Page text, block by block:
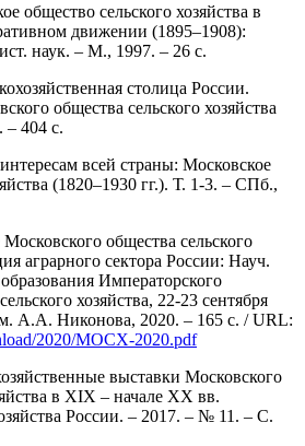
общество сельского хозяйства в
движении (1895–1908):
наук. – М., 1997. – 26 с.
столица России.
общества сельского хозяйства
– 404 с.
всей страны: Московское
(1820–1930 гг.). Т. 1-3. – СПб.,
общества сельского
аграрного сектора России: Науч.
Императорского
хозяйства, 22-23 сентября
А.А. Никонова, 2020. – 165 с. / URL:
2020/MOCX-2020.pdf
выставки Московского
в XIX – начале XX вв.
России. – 2017. – № 11. – С.